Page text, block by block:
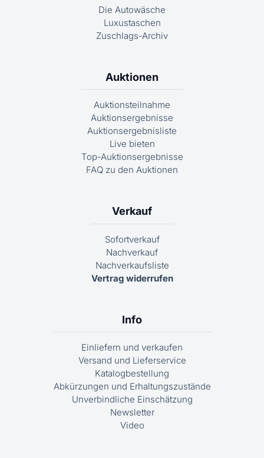
Die Autowäsche
Luxustaschen
Zuschlags-Archiv
Auktionen
Auktionsteilnahme
Auktionsergebnisse
Auktionsergebnisliste
Live bieten
Top-Auktionsergebnisse
FAQ zu den Auktionen
Verkauf
Sofortverkauf
Nachverkauf
Nachverkaufsliste
Vertrag widerrufen
Info
Einliefern und verkaufen
Versand und Lieferservice
Katalogbestellung
Abkürzungen und Erhaltungszustände
Unverbindliche Einschätzung
Newsletter
Video